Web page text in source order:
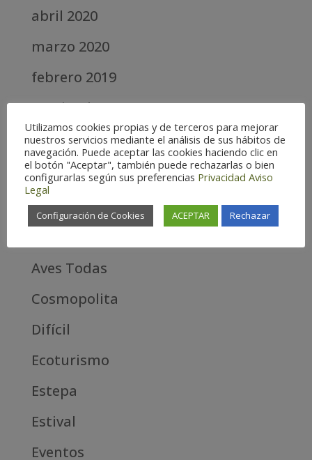
abril 2020
marzo 2020
febrero 2019
septiembre 2018
Categories
Alta
Alta Montaña
Aves Todas
Cosmopolita
Difícil
Ecoturismo
Estepa
Estival
Eventos
Utilizamos cookies propias y de terceros para mejorar
nuestros servicios mediante el análisis de sus hábitos de
navegación. Puede aceptar las cookies haciendo clic en
el botón "Aceptar", también puede rechazarlas o bien
configurarlas según sus preferencias Privacidad Aviso
Legal
Configuración de Cookies ACEPTAR Rechazar